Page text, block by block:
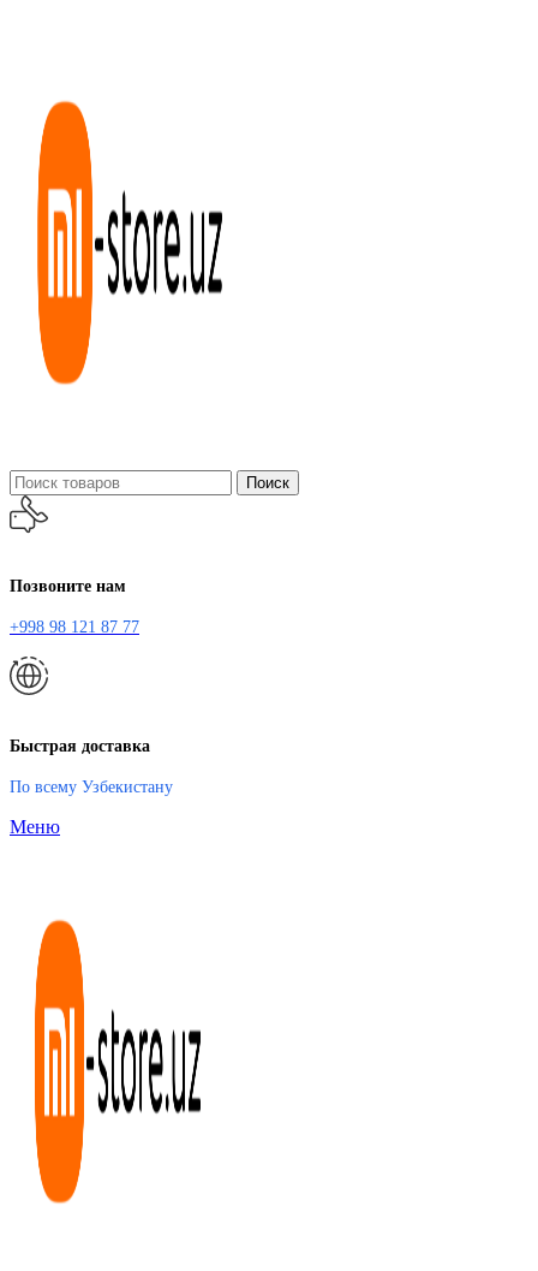
Поиск
Позвоните нам
+998 98 121 87 77
Быстрая доставка
По всему Узбекистану
Меню